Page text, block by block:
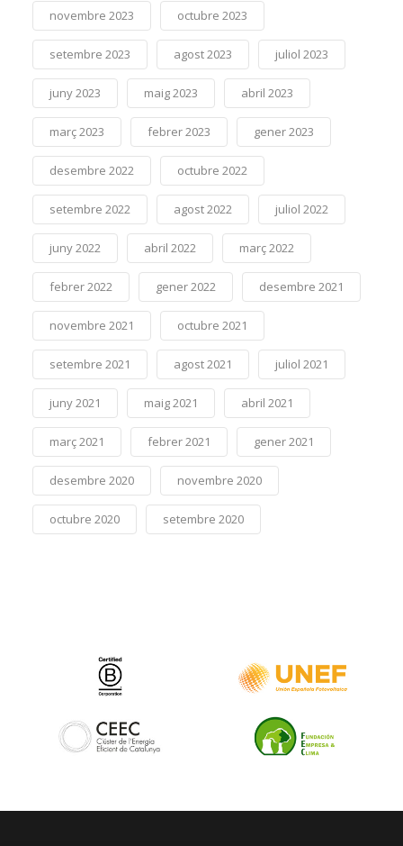
novembre 2023 octubre 2023
setembre 2023 agost 2023 juliol 2023
juny 2023 maig 2023 abril 2023
març 2023 febrer 2023 gener 2023
desembre 2022 octubre 2022
setembre 2022 agost 2022 juliol 2022
juny 2022 abril 2022 març 2022
febrer 2022 gener 2022 desembre 2021
novembre 2021 octubre 2021
setembre 2021 agost 2021 juliol 2021
juny 2021 maig 2021 abril 2021
març 2021 febrer 2021 gener 2021
desembre 2020 novembre 2020
octubre 2020 setembre 2020